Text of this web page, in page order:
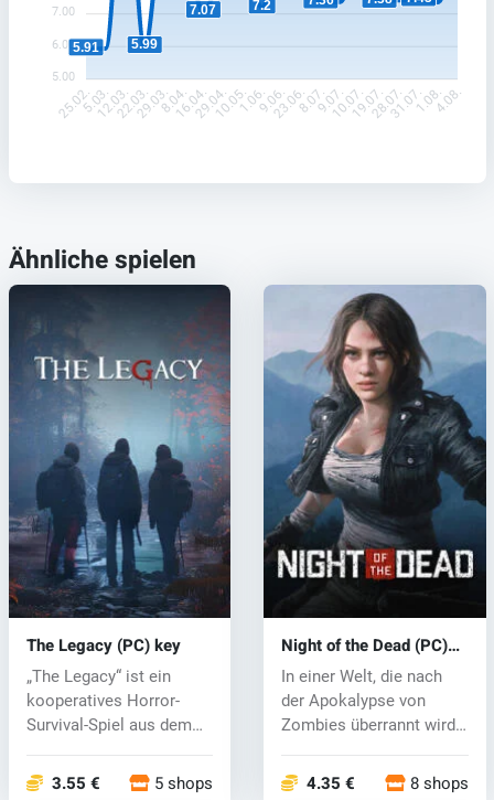
7.00
6.00
5.00
5.91 5.99
7.07 7.2
25.02.5.03.12.03.22.03.29.03.8.04.16.04.29.04.10.05.1.06.9.06.23.06.8.07.9.07.10.07.19.07.28.07.31.07.1.08.4.08.
Ähnliche spielen
The Legacy (PC) key
„The Legacy“ ist ein
kooperatives Horror-
Survival-Spiel aus dem
3.55 € 5 shops
Night of the Dead (PC)
keyIn einer Welt, die nach
der Apokalypse von
Zombies überrannt wird,
4.35 € 8 shops